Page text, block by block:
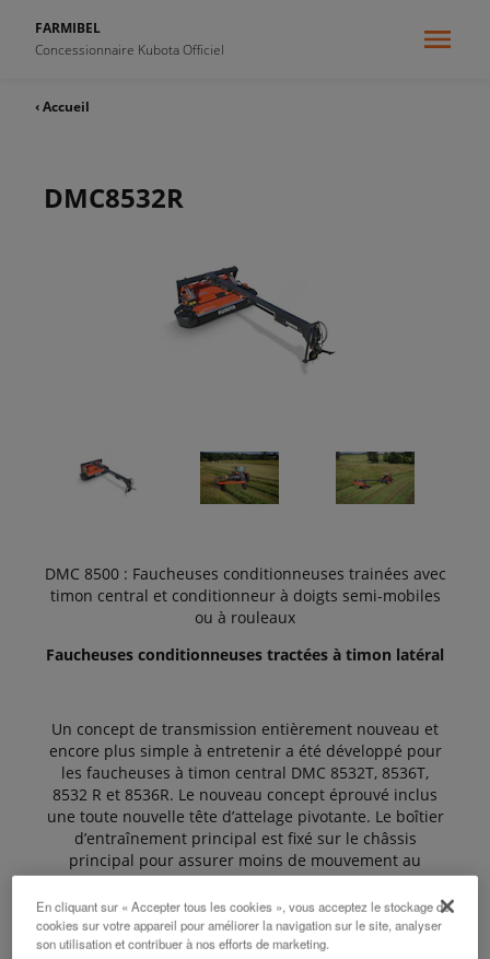
FARMIBEL
Concessionnaire Kubota Officiel
‹ Accueil
DMC8532R
DMC 8500 : Faucheuses conditionneuses trainées avec
timon central et conditionneur à doigts semi-mobiles
ou à rouleaux
Faucheuses conditionneuses tractées à timon latéral
Un concept de transmission entièrement nouveau et
encore plus simple à entretenir a été développé pour
les faucheuses à timon central DMC 8532T, 8536T,
8532 R et 8536R. Le nouveau concept éprouvé inclus
une toute nouvelle tête d’attelage pivotante. Le boîtier
d’entraînement principal est fixé sur le châssis
principal pour assurer moins de mouvement au
travail. Le timon central permet de faucher à droite ou
à gauche du tracteur offrant une multitude
d’avantage. Le timon central offre une parfaite
manœuvrabilité, spécialement en fourrière.
En cliquant sur « Accepter tous les cookies », vous acceptez le stockage de
cookies sur votre appareil pour améliorer la navigation sur le site, analyser
son utilisation et contribuer à nos efforts de marketing.